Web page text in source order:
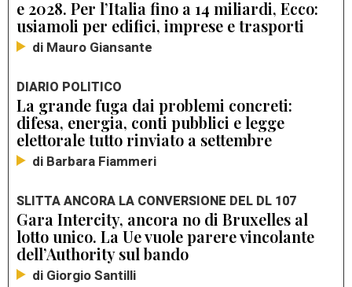
e 2028. Per l’Italia fino a 14 miliardi, Ecco:
usiamoli per edifici, imprese e trasporti
di Mauro Giansante
DIARIO POLITICO
La grande fuga dai problemi concreti:
difesa, energia, conti pubblici e legge
elettorale tutto rinviato a settembre
di Barbara Fiammeri
SLITTA ANCORA LA CONVERSIONE DEL DL 107
Gara Intercity, ancora no di Bruxelles al
lotto unico. La Ue vuole parere vincolante
dell’Authority sul bando
di Giorgio Santilli